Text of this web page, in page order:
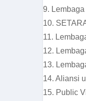
9.
10.
11.
12.
13.
14. Aliansi
15. Public